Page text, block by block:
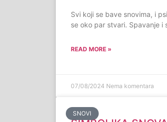
Svi koji se bave snovima, i
se oko par stvari. Spavanje i
READ MORE »
07/08/2024 Nema komentara
SNOVI